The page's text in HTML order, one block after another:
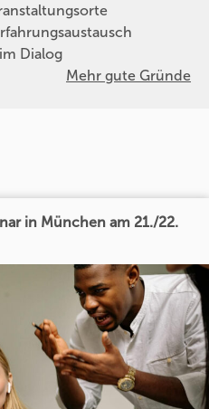
Dialog
Mehr gute Gründe
in München am 21./22.